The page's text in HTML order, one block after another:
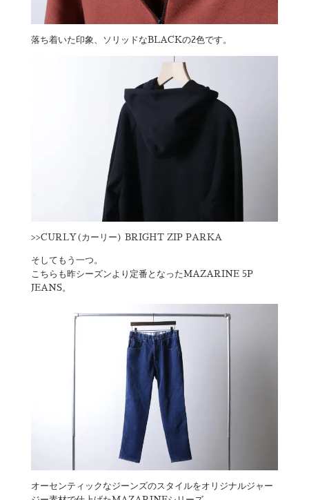
落ち着いた印象、ソリッドなBLACKの2色です。
>>CURLY(カーリー) BRIGHT ZIP PARKA
そしてもう一つ。
こちらも昨シーズンより定番となったMAZARINE 5P
JEANS。
オーセンティックなジーンズのスタイルをオリジナルジャー